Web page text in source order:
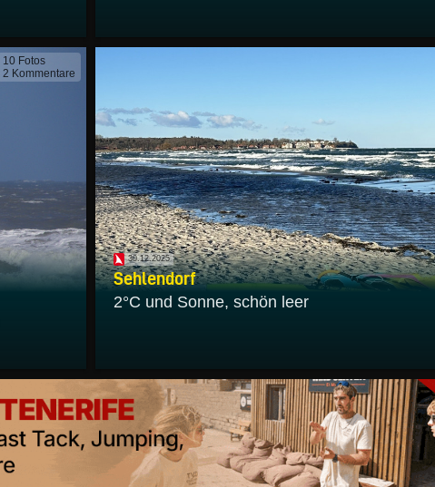
10 Fotos
2 Kommentare
30.12.2025
Sehlendorf
2°C und Sonne, schön leer